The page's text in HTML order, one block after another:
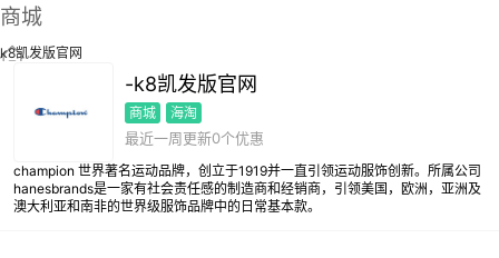
商城
k8凯发版官网
-k8凯发版官网
商城 海淘
最近一周更新0个优惠
champion 世界著名运动品牌，创立于1919并一直引领运动服饰创新。所属公司
hanesbrands是一家有社会责任感的制造商和经销商，引领美国，欧洲，亚洲及
澳大利亚和南非的世界级服饰品牌中的日常基本款。